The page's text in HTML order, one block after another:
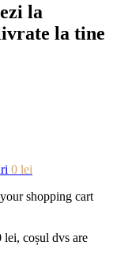
la
la tine
0 lei
shopping cart
lei, coșul dvs are